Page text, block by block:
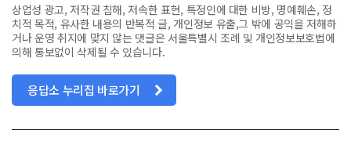
상업성 광고, 저작권 침해, 저속한 표현, 특정인에 대한 비방, 명예훼손, 정
치적 목적, 유사한 내용의 반복적 글, 개인정보 유출,그 밖에 공익을 저해하
거나 운영 취지에 맞지 않는 댓글은 서울특별시 조례 및 개인정보보호법에
의해 통보없이 삭제될 수 있습니다.
응답소 누리집 바로가기